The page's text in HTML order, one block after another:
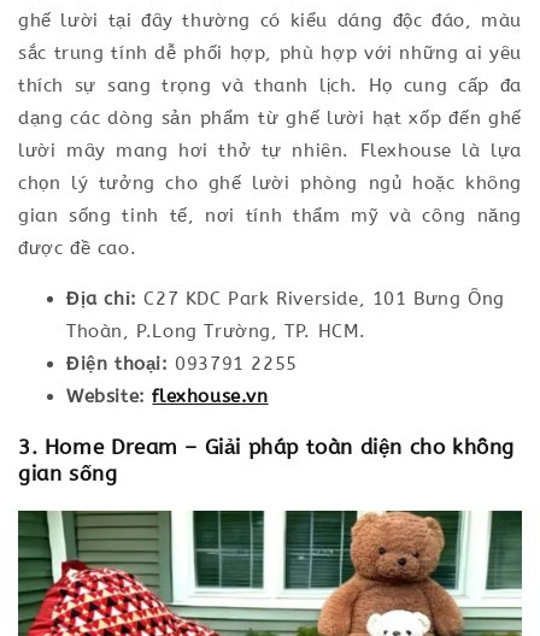
ghế lười tại đây thường có kiểu dáng độc đáo, màu
sắc trung tính dễ phối hợp, phù hợp với những ai yêu
thích sự sang trọng và thanh lịch. Họ cung cấp đa
dạng các dòng sản phẩm từ ghế lười hạt xốp đến ghế
lười mây mang hơi thở tự nhiên. Flexhouse là lựa
chọn lý tưởng cho ghế lười phòng ngủ hoặc không
gian sống tinh tế, nơi tính thẩm mỹ và công năng
được đề cao.
Địa chỉ: C27 KDC Park Riverside, 101 Bưng Ông
Thoàn, P.Long Trường, TP. HCM.
Điện thoại: 093791 2255
Website: flexhouse.vn
3. Home Dream – Giải pháp toàn diện cho không
gian sống